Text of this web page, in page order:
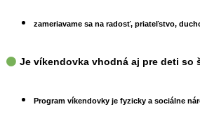
zameriavame sa na radosť, priateľstvo,
Je víkendovka vhodná aj pre deti so
Program víkendovky je fyzicky a sociálne